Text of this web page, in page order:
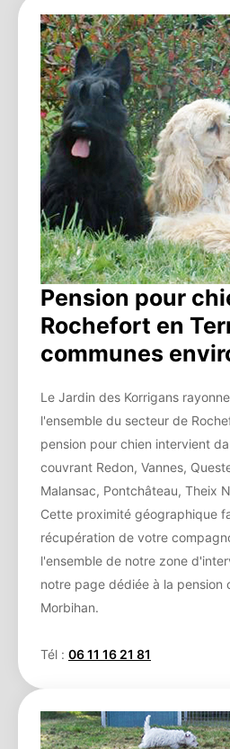
Pension pour
Rochefort en
communes
Le Jardin des Korrigans
l'ensemble du secteur de
pension pour chien intervient
couvrant Redon, Vannes,
Malansac, Pontchâteau, Theix
Cette proximité géographique
récupération de votre
l'ensemble de notre zone
notre page dédiée à la pension
Morbihan.
Tél : 06 11 16 21 81